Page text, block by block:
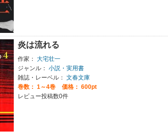
炎は流れる
作家： 大宅壮一
ジャンル： 小説・実用書
雑誌・レーベル： 文春文庫
巻数： 1～4巻
価格： 600pt
レビュー投稿数0件